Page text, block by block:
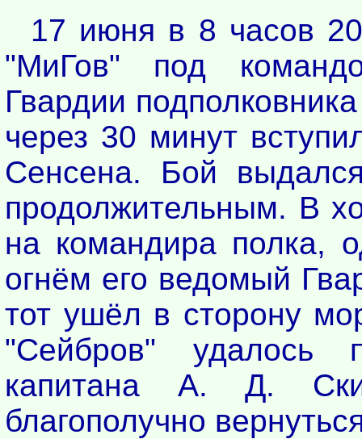
17 июня в 8 часов
"МиГов" под
Гвардии
через 30 минут
Сенсена. Бой
продолжительным. В
на командира полка,
огнём его ведомый
тот ушёл в сторону
"Сейбров" удалось
капитана А. Д.
благополучно